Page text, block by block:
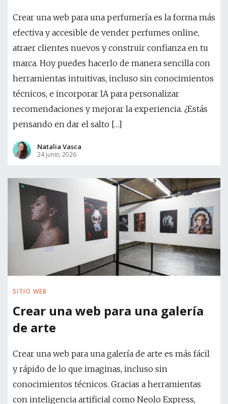
Crear una web para una perfumería es la forma más
efectiva y accesible de vender perfumes online,
atraer clientes nuevos y construir confianza en tu
marca. Hoy puedes hacerlo de manera sencilla con
herramientas intuitivas, incluso sin conocimientos
técnicos, e incorporar IA para personalizar
recomendaciones y mejorar la experiencia. ¿Estás
pensando en dar el salto […]
Natalia Vasca
24 junio, 2026
SITIO WEB
Crear una web para una galería
de arte
Crear una web para una galería de arte es más fácil
y rápido de lo que imaginas, incluso sin
conocimientos técnicos. Gracias a herramientas
con inteligencia artificial como Neolo Express,